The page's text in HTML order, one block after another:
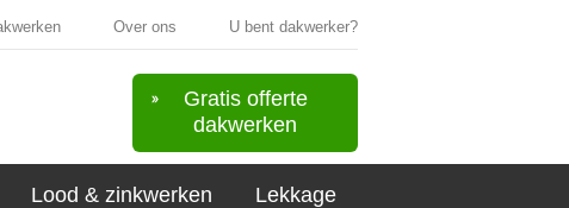
Over ons U bent dakwerker?
Gratis offerte
dakwerken
Lood & zinkwerken Lekkage